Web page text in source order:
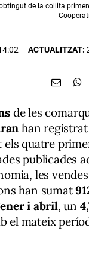
de la collita
ACTUALITZAT:
de les
han
quatre
publicades
les
han sumat
i abril, un
el mateix